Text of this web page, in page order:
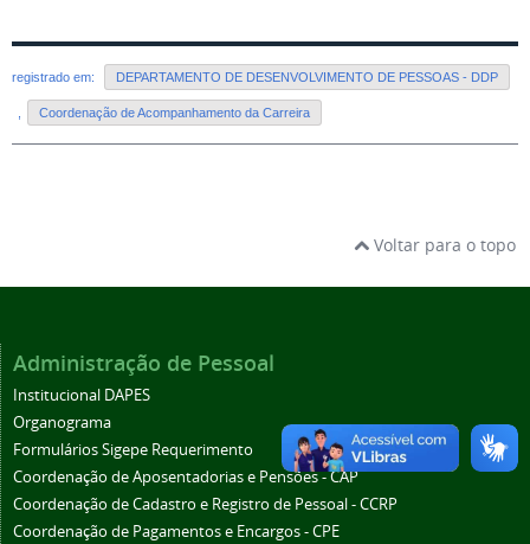
registrado em: DEPARTAMENTO DE DESENVOLVIMENTO DE PESSOAS - DDP
Coordenação de Acompanhamento da Carreira
Voltar para o topo
Administração de Pessoal
Institucional DAPES
Organograma
Formulários Sigepe Requerimento
Coordenação de Aposentadorias e Pensões - CAP
Coordenação de Cadastro e Registro de Pessoal - CCRP
Coordenação de Pagamentos e Encargos - CPE